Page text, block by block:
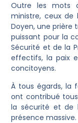
Outre les mots
ministre, ceux de
Doyen, une prière
puissant pour la
Sécurité et de la
effectifs, la paix
concitoyens.
À tous égards, la
ont contribué
la sécurité et de
présence massive.